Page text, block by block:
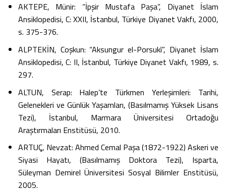
AKTEPE, Münir: “İpşir Mustafa Paşa”, Diyanet İslam
Ansiklopedisi, C: XXII, İstanbul, Türkiye Diyanet Vakfı, 2000,
s. 375-376.
ALPTEKİN, Coşkun: “Aksungur el-Porsukî”, Diyanet İslam
Ansiklopedisi, C: II, İstanbul, Türkiye Diyanet Vakfı, 1989, s.
297.
ALTUN, Serap: Halep’te Türkmen Yerleşimleri: Tarihi,
Gelenekleri ve Günlük Yaşamları, (Basılmamış Yüksek Lisans
Tezi), İstanbul, Marmara Üniversitesi Ortadoğu
Araştırmaları Enstitüsü, 2010.
ARTUÇ, Nevzat: Ahmed Cemal Paşa (1872-1922) Askeri ve
Siyasi Hayatı, (Basılmamış Doktora Tezi), Isparta,
Süleyman Demirel Üniversitesi Sosyal Bilimler Enstitüsü,
2005.